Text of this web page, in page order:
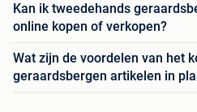
Kan ik tweedehands
online kopen of verkopen?
Wat zijn de voordelen van het
geraardsbergen artikelen in